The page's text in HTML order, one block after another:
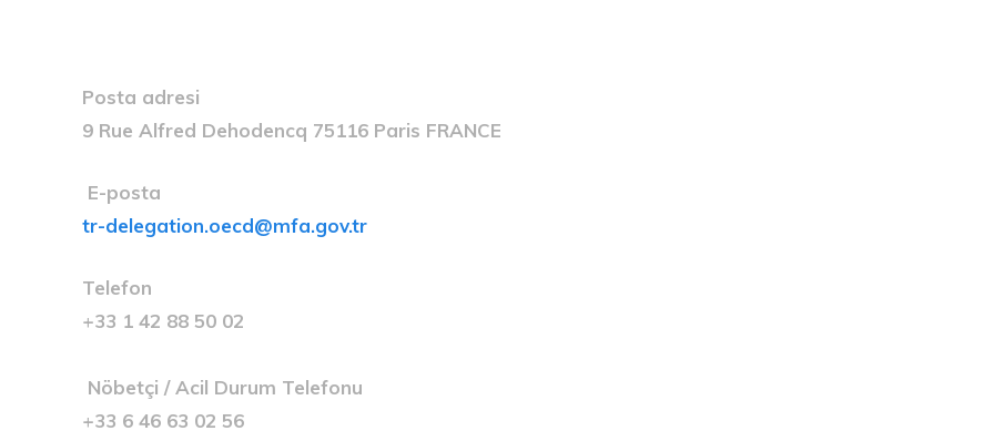
Posta adresi
9 Rue Alfred Dehodencq 75116 Paris FRANCE
E-posta
tr-delegation.oecd@mfa.gov.tr
Telefon
+33 1 42 88 50 02
Nöbetçi / Acil Durum Telefonu
+33 6 46 63 02 56